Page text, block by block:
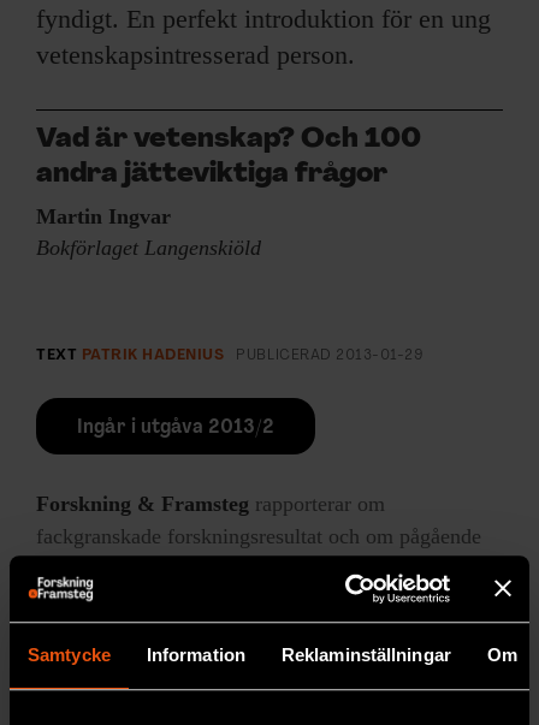
Samtycke Information Reklaminställningar Om
fyndigt. En perfekt introduktion för en ung
vetenskapsintresserad person.
Vad är vetenskap? Och 100
andra jätteviktiga frågor
Martin Ingvar
Bokförlaget Langenskiöld
TEXT PATRIK HADENIUS PUBLICERAD 2013-01-29
Ingår i utgåva 2013/2
Forskning & Framsteg rapporterar om
fackgranskade forskningsresultat och om pågående
forskning. Forskning & Framsteg har bevakat
vetenskap sedan 1966 och drivs utan vinstsyfte.
LÄS MER